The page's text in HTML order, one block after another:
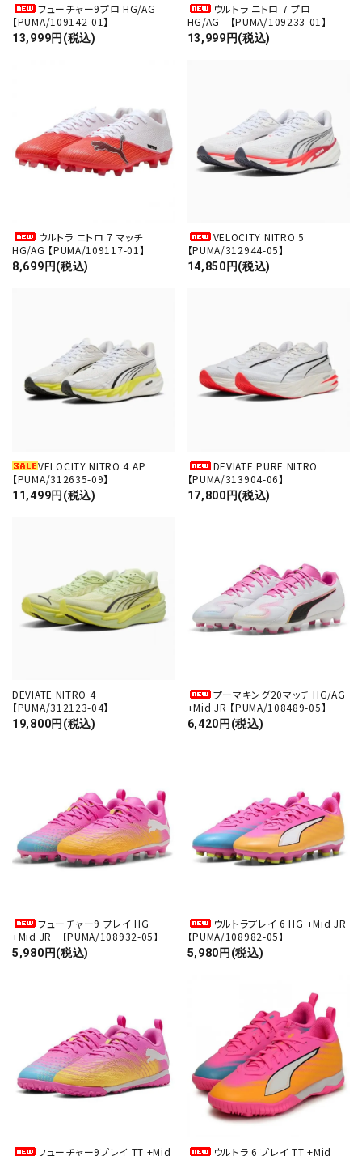
フューチャー9プロ HG/AG
【PUMA/109142-01】
13,999円(税込)
ウルトラ ニトロ 7 プロ
HG/AG 【PUMA/109233-01】
13,999円(税込)
ウルトラ ニトロ 7 マッチ
HG/AG 【PUMA/109117-01】
8,699円(税込)
VELOCITY NITRO 5
【PUMA/312944-05】
14,850円(税込)
VELOCITY NITRO 4 AP
【PUMA/312635-09】
11,499円(税込)
DEVIATE PURE NITRO
【PUMA/313904-06】
17,800円(税込)
DEVIATE NITRO 4
【PUMA/312123-04】
19,800円(税込)
プーマキング20マッチ HG/AG
+Mid JR 【PUMA/108489-05】
6,420円(税込)
フューチャー9 プレイ HG
+Mid JR 【PUMA/108932-05】
5,980円(税込)
ウルトラプレイ 6 HG +Mid JR
【PUMA/108982-05】
5,980円(税込)
フューチャー9プレイ TT +Mid ウルトラ 6 プレイ TT +Mid